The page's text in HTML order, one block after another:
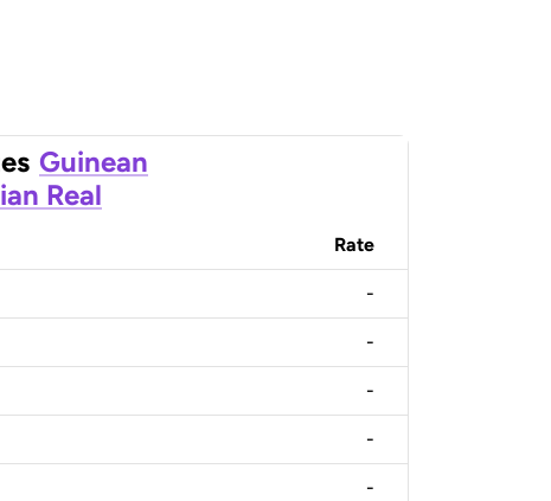
Guinean
Real
Rate
-
-
-
-
-